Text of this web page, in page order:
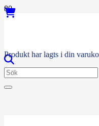
Produkt har lagts i din